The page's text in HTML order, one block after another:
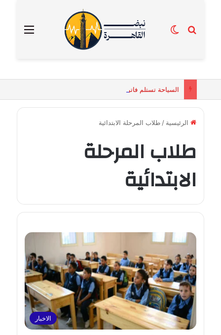
القائمة بحث عنالوضع المظلم
الرئيسية / طلاب المرحلة الابتدائية
طلاب المرحلة
الابتدائية
الاخبار